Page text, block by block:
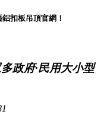
扣板吊頂官網！
政府·民用大小型